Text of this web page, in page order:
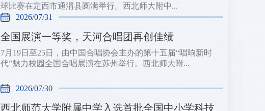
球比赛在定西市通渭县圆满举行。西北师大附中...
2026/07/31
全国展演一等奖，天河合唱团再创佳绩
7月19日至25日，由中国合唱协会主办的第十五届“唱响新时
代”魅力校园全国合唱展演在苏州举行。西北师大附...
2026/07/30
西北师范大学附属中学入选首批全国中小学科技